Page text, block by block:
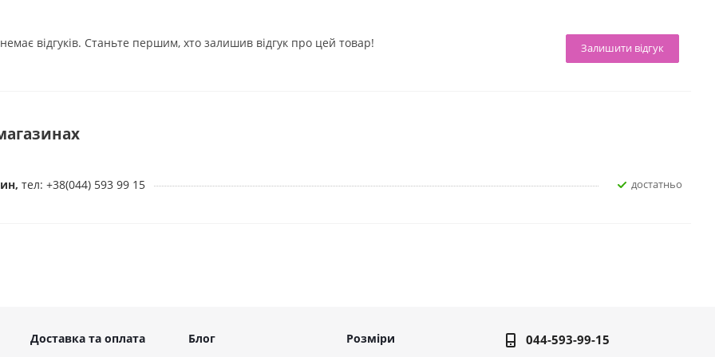
Залишити відгук
відгуків. Станьте першим, хто залишив відгук про цей товар!
тел: +38(044) 593 99 15 достатньо
Доставка та оплата Блог Розміри 044-593-99-15